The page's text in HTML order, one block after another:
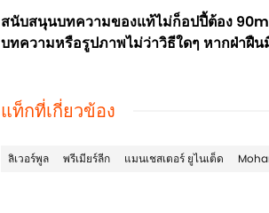
สนับสนุนบทความของแท้ไม่ก็อปปี้ต้อง
บทความหรือรูปภาพไม่ว่าวิธีใดๆ หากฝ่าฝื
แท็กที่เกี่ยวข้อง
ลิเวอร์พูล พรีเมียร์ลีก แมนเชสเตอร์ ยูไนเต็ด